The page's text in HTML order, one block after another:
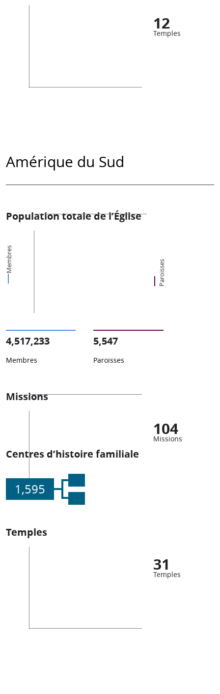
12
Temples
Amérique du Sud
Population totale de l’Église
Membres Paroisses
4,517,233
Membres
5,547
Paroisses
Missions
104
Missions
Centres d’histoire familiale
1,595
Temples
31
Temples